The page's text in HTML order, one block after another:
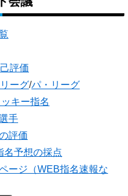
評価
ーグ/パ・リーグ
キー指名
手
評価
名予想の採点
ージ（WEB指名速報な